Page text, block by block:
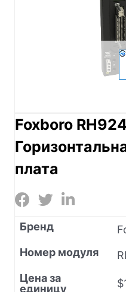
Foxboro
плата
Бренд
Номер модуля
Цена за
единицу